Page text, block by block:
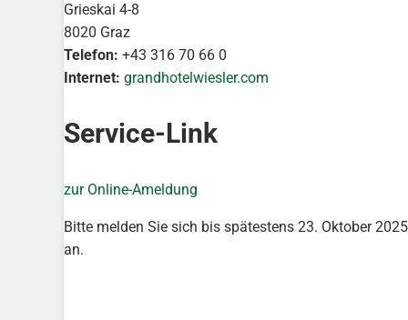
Grieskai 4-8
8020 Graz
Telefon: +43 316 70 66 0
Internet: grandhotelwiesler.com
Service-Link
zur Online-Ameldung
Bitte melden Sie sich bis spätestens 23. Oktober 2025
an.